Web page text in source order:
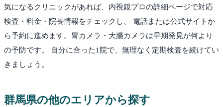
気になるクリニックがあれば、内視鏡プロの詳細ページで対応
検査・料金・院長情報をチェックし、 電話または公式サイトか
ら予約に進めます。胃カメラ・大腸カメラは早期発見が何より
の予防です。 自分に合った1院で、無理なく定期検査を続けてい
きましょう。
群馬県の他のエリアから探す